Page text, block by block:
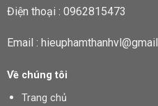
Điện thoại : 0962815473
Email :
Về chúng tôi
Trang chủ